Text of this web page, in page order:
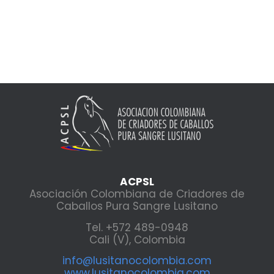
ACPSL
Asociación Colombiana de Criadores de
Caballos Pura Sangre Lusitano
Tel. +572 489-0948
Cali (V), Colombia
info@lusitanocolombia.com